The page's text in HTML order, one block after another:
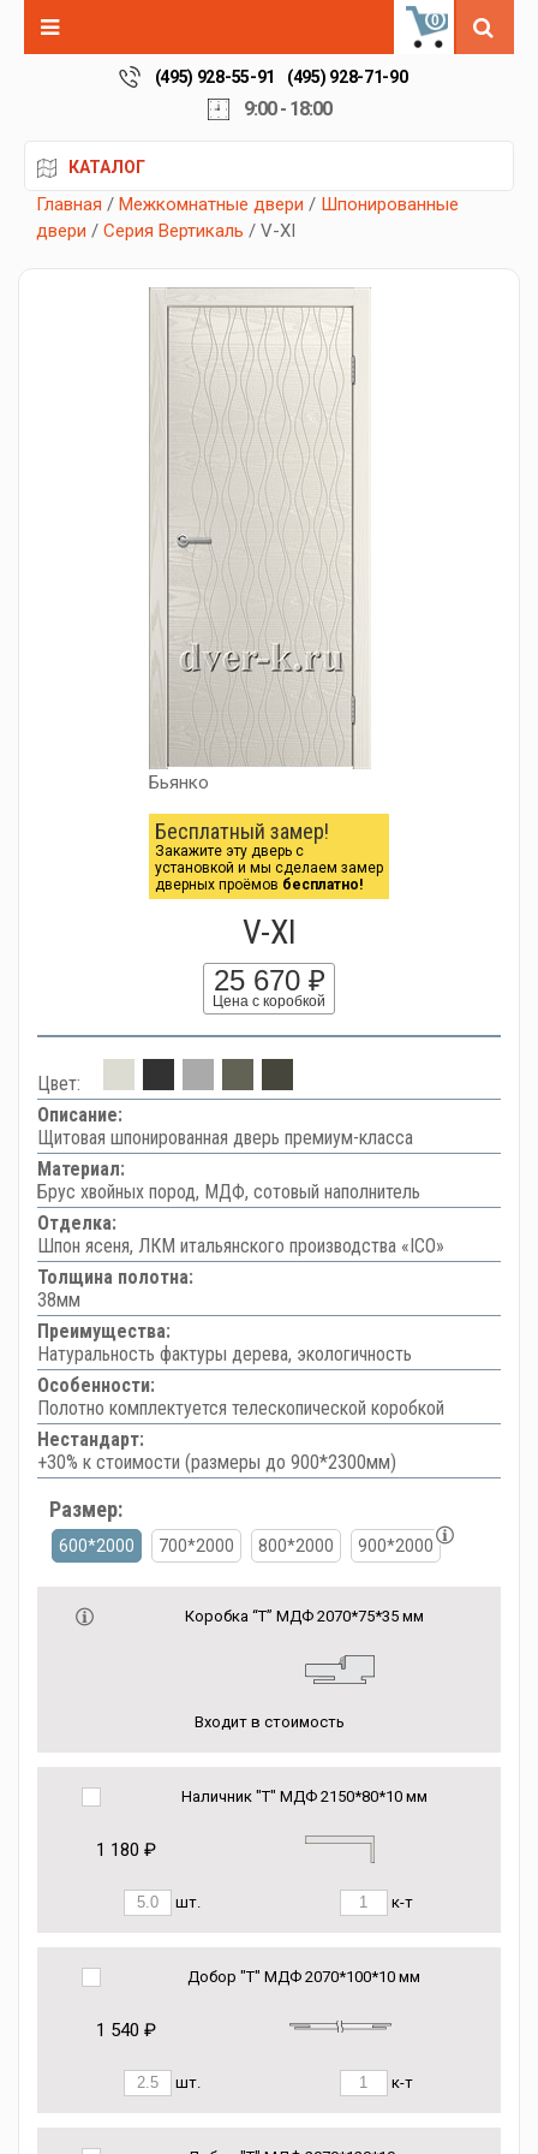
0
(495) 928-55-91 (495) 928-71-90
9:00 - 18:00
КАТАЛОГ
Главная / Межкомнатные двери / Шпонированные
двери / Серия Вертикаль / V-XI
Бьянко
Бесплатный замер!
Закажите эту дверь с
установкой и мы сделаем замер
дверных проёмов бесплатно!
V-XI
25 670 ₽
Цена с коробкой
Цвет:
Описание:
Щитовая шпонированная дверь премиум-класса
Материал:
Брус хвойных пород, МДФ, сотовый наполнитель
Отделка:
Шпон ясеня, ЛКМ итальянского производства «ICO»
Толщина полотна:
38мм
Преимущества:
Натуральность фактуры дерева, экологичность
Особенности:
Полотно комплектуется телескопической коробкой
Нестандарт:
+30% к стоимости (размеры до 900*2300мм)
Размер:
600*2000 700*2000 800*2000 900*2000
Коробка “Т” МДФ 2070*75*35 мм
Входит в стоимость
Наличник "Т" МДФ 2150*80*10 мм
1 180 ₽
шт. к-т
Добор "Т" МДФ 2070*100*10 мм
1 540 ₽
шт. к-т